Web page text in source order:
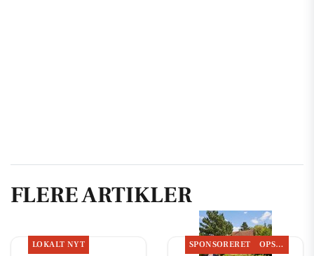
FLERE ARTIKLER
LOKALT NYT SPONSORERET OPSLAGSTAVLEN